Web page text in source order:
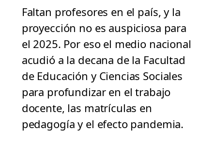
Faltan profesores en el país, y la
proyección no es auspiciosa para
el 2025. Por eso el medio nacional
acudió a la decana de la Facultad
de Educación y Ciencias Sociales
para profundizar en el trabajo
docente, las matrículas en
pedagogía y el efecto pandemia.